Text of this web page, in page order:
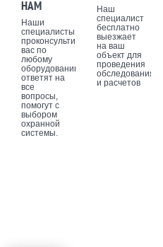
НАМ
Наши
специалисты
проконсультируют
вас по
любому
оборудованию,
ответят на
все
вопросы,
помогут с
выбором
охранной
системы.
Наш
специалист
бесплатно
выезжает
на ваш
объект для
проведения
обследования
и расчетов